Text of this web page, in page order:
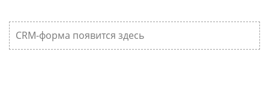
CRM-форма появится здесь